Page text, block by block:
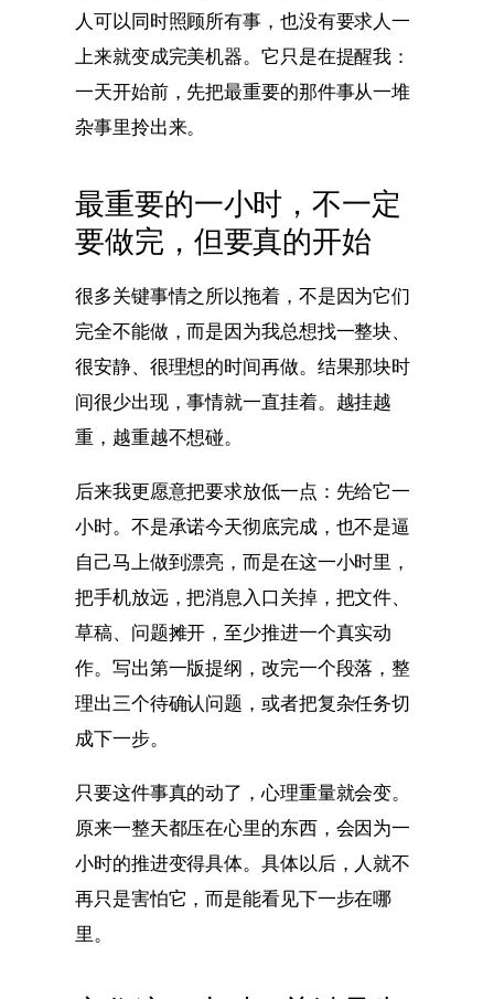
人可以同时照顾所有事，也没有要求人一
上来就变成完美机器。它只是在提醒我：
一天开始前，先把最重要的那件事从一堆
杂事里拎出来。
最重要的一小时，不一定
要做完，但要真的开始
很多关键事情之所以拖着，不是因为它们
完全不能做，而是因为我总想找一整块、
很安静、很理想的时间再做。结果那块时
间很少出现，事情就一直挂着。越挂越
重，越重越不想碰。
后来我更愿意把要求放低一点：先给它一
小时。不是承诺今天彻底完成，也不是逼
自己马上做到漂亮，而是在这一小时里，
把手机放远，把消息入口关掉，把文件、
草稿、问题摊开，至少推进一个真实动
作。写出第一版提纲，改完一个段落，整
理出三个待确认问题，或者把复杂任务切
成下一步。
只要这件事真的动了，心理重量就会变。
原来一整天都压在心里的东西，会因为一
小时的推进变得具体。具体以后，人就不
再只是害怕它，而是能看见下一步在哪
里。